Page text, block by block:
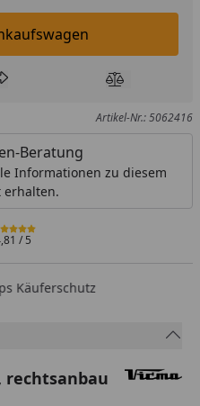
den Einkaufswagen legen
hinzufügen
Teilen Produkt
Artikel-Nr.: 5062416
Beratung
Informationen zu diesem
erhalten.
/ 5
Käuferschutz
rechtsanbau